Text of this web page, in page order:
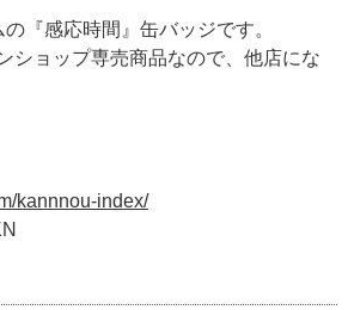
『感応時間』缶バッジです。
ショップ専売商品なので、他店にな
kannnou-index/